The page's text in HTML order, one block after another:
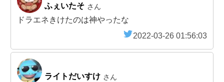
ふぇいたそ さん
ドラエネきけたのは神やったな
2022-03-26 01:56:03
ライトだいすけ さん